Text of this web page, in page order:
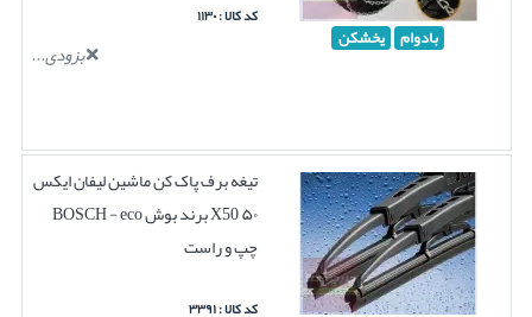
بادوام یخشکن
کد کالا : ۱۱۳۰
بزودی...
تیغه برف پاک کن ماشین لیفان ایکس
۵۰ X50 برند بوش BOSCH - eco
چپ و راست
کد کالا : ۳۳۹۱